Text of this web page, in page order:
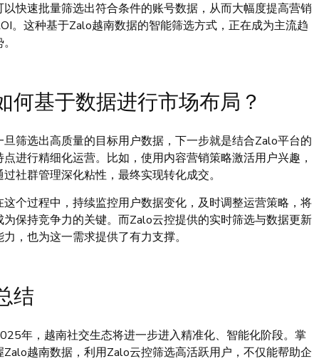
以快速批量筛选出符合条件的账号数据，从而大幅度提高营销
。这种基于Zalo越南数据的智能筛选方式，正在成为主流趋
何基于数据进行市场布局？
旦筛选出高质量的目标用户数据，下一步就是结合Zalo平台的
点进行精细化运营。比如，使用内容营销策略激活用户兴趣，
过社群管理深化粘性，最终实现转化成交。
这个过程中，持续监控用户数据变化，及时调整运营策略，将
为保持竞争力的关键。而Zalo云控提供的实时筛选与数据更新
力，也为这一需求提供了有力支撑。
结
年，越南社交生态将进一步进入精准化、智能化阶段。掌
Zalo越南数据，利用Zalo云控筛选高活跃用户，不仅能帮助企